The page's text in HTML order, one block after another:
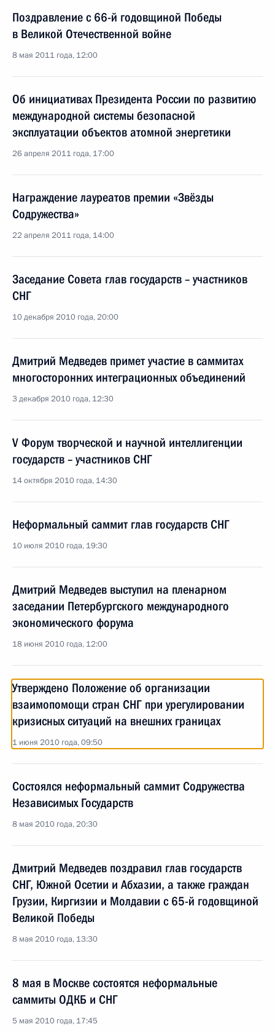
Поздравление с 66-й годовщиной Победы
в Великой Отечественной войне
8 мая 2011 года, 12:00
Об инициативах Президента России по развитию
международной системы безопасной
эксплуатации объектов атомной энергетики
26 апреля 2011 года, 17:00
Награждение лауреатов премии «Звёзды
Содружества»
22 апреля 2011 года, 14:00
Заседание Совета глав государств – участников
СНГ
10 декабря 2010 года, 20:00
Дмитрий Медведев примет участие в саммитах
многосторонних интеграционных объединений
3 декабря 2010 года, 12:30
V Форум творческой и научной интеллигенции
государств – участников СНГ
14 октября 2010 года, 14:30
Неформальный саммит глав государств СНГ
10 июля 2010 года, 19:30
Дмитрий Медведев выступил на пленарном
заседании Петербургского международного
экономического форума
18 июня 2010 года, 12:00
Утверждено Положение об организации
взаимопомощи стран СНГ при урегулировании
кризисных ситуаций на внешних границах
1 июня 2010 года, 09:50
Состоялся неформальный саммит Содружества
Независимых Государств
8 мая 2010 года, 20:30
Дмитрий Медведев поздравил глав государств
СНГ, Южной Осетии и Абхазии, а также граждан
Грузии, Киргизии и Молдавии с 65-й годовщиной
Великой Победы
8 мая 2010 года, 13:30
8 мая в Москве состоятся неформальные
саммиты ОДКБ и СНГ
5 мая 2010 года, 17:45